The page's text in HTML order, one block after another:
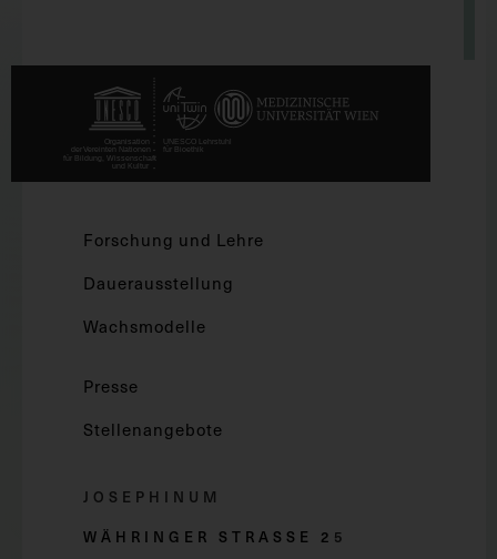
Forschung und Lehre
Dauerausstellung
Wachsmodelle
Presse
Stellenangebote
JOSEPHINUM
WÄHRINGER STRASSE 2 5